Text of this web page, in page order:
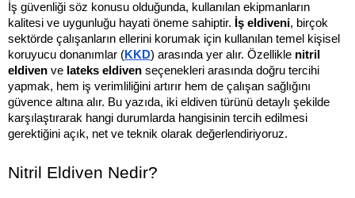
İş güvenliği söz konusu olduğunda, kullanılan ekipmanların
kalitesi ve uygunluğu hayati öneme sahiptir. İş eldiveni, birçok
sektörde çalışanların ellerini korumak için kullanılan temel kişisel
koruyucu donanımlar (KKD) arasında yer alır. Özellikle nitril
eldiven ve lateks eldiven seçenekleri arasında doğru tercihi
yapmak, hem iş verimliliğini artırır hem de çalışan sağlığını
güvence altına alır. Bu yazıda, iki eldiven türünü detaylı şekilde
karşılaştırarak hangi durumlarda hangisinin tercih edilmesi
gerektiğini açık, net ve teknik olarak değerlendiriyoruz.
Nitril Eldiven Nedir?